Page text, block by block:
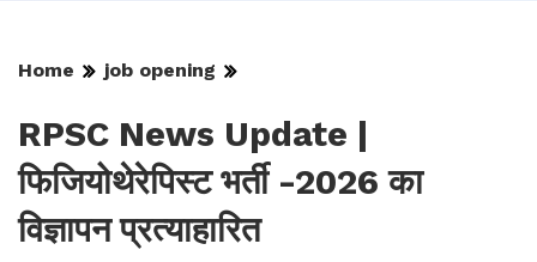
Home job opening
RPSC News Update |
फिजियोथेरेपिस्ट भर्ती -2026 का
विज्ञापन प्रत्याहारित